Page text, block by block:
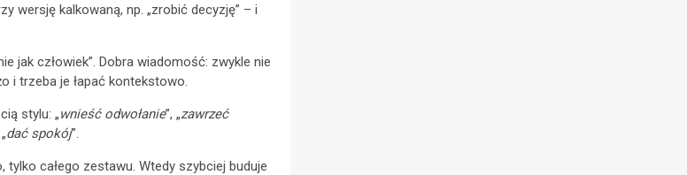
wersję kalkowaną, np. „zrobić decyzję” – i
jak człowiek”. Dobra wiadomość: zwykle nie
i trzeba je łapać kontekstowo.
stylu: „wnieść odwołanie”, „zawrzeć
dać spokój”.
tylko całego zestawu. Wtedy szybciej buduje